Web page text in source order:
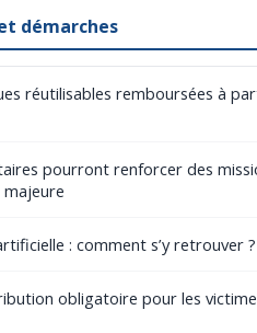
démarches
réutilisables remboursées à
pourront renforcer des
majeure
: comment s’y retrouver ?
obligatoire pour les